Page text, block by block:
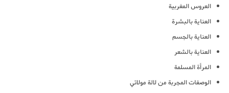
العروس المغربية
العناية بالبشرة
العناية بالجسم
العناية بالشعر
المرأة المسلمة
الوصفات المجربة من لالة مولاتي